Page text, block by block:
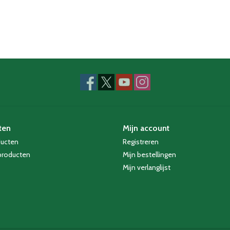
Mijn account
Registreren
Mijn bestellingen
Mijn verlanglijst